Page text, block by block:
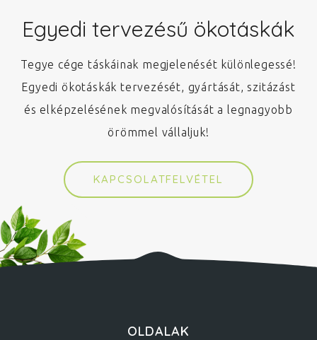
Egyedi tervezésű ökotáskák
Tegye cége táskáinak megjelenését különlegessé!
Egyedi ökotáskák tervezését, gyártását, szitázást
és elképzelésének megvalósítását a legnagyobb
örömmel vállaljuk!
KAPCSOLATFELVÉTEL
OLDALAK